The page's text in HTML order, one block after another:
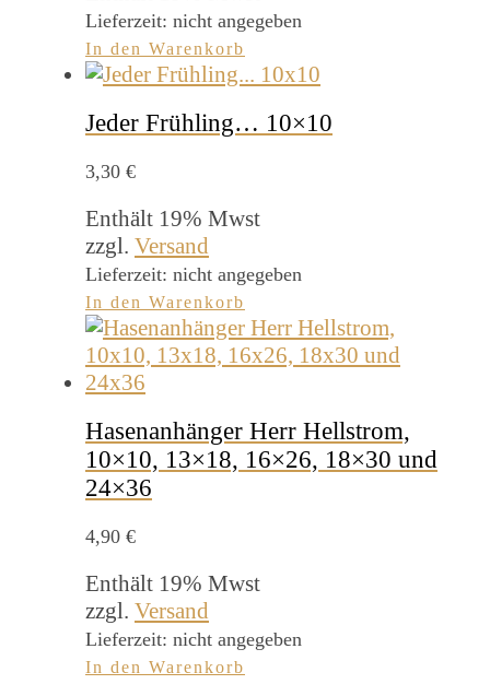
Lieferzeit: nicht angegeben
In den Warenkorb
Jeder Frühling… 10×10
3,30 €
Enthält 19% Mwst
zzgl. Versand
Lieferzeit: nicht angegeben
In den Warenkorb
Hasenanhänger Herr Hellstrom,
10×10, 13×18, 16×26, 18×30 und
24×36
4,90 €
Enthält 19% Mwst
zzgl. Versand
Lieferzeit: nicht angegeben
In den Warenkorb